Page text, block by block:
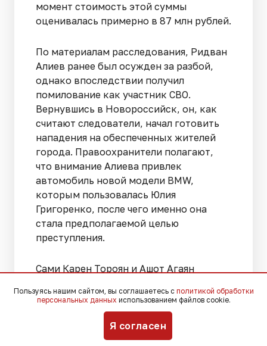
момент стоимость этой суммы
оценивалась примерно в 87 млн рублей.
По материалам расследования, Ридван
Алиев ранее был осужден за разбой,
однако впоследствии получил
помилование как участник СВО.
Вернувшись в Новороссийск, он, как
считают следователи, начал готовить
нападения на обеспеченных жителей
города. Правоохранители полагают,
что внимание Алиева привлек
автомобиль новой модели BMW,
которым пользовалась Юлия
Григоренко, после чего именно она
стала предполагаемой целью
преступления.
Сами Карен Тороян и Ашот Агаян
участвовать в преступных действиях,
представившись руководителем
группы, якобы занимающейся
выявлением украинских диверсантов.
Пользуясь нашим сайтом, вы соглашаетесь с политикой обработки
персональных данных использованием файлов cookie.
Я согласен